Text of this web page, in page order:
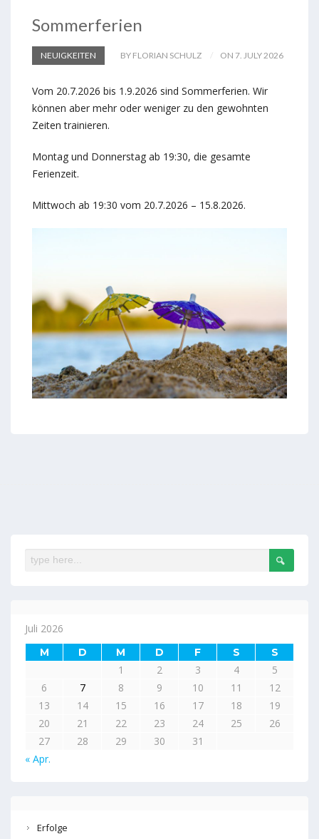
Sommerferien
NEUIGKEITEN BY FLORIAN SCHULZ ON 7. JULY 2026
Vom 20.7.2026 bis 1.9.2026 sind Sommerferien. Wir
können aber mehr oder weniger zu den gewohnten
Zeiten trainieren.
Montag und Donnerstag ab 19:30, die gesamte
Ferienzeit.
Mittwoch ab 19:30 vom 20.7.2026 – 15.8.2026.
Juli 2026
M D M D F S S
1 2 3 4
5
6
7 8 9 10 11
12
13
14 15 16 17 18
19
20
21 22 23 24 25
26
27
28 29 30
31
« Apr.
Erfolge